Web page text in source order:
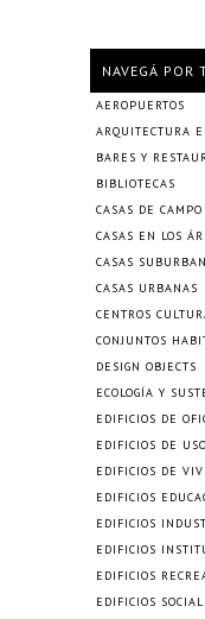
NAVEGÁ POR
AEROPUERTOS
ARQUITECTURA
BARES Y
BIBLIOTECAS
CASAS DE CAMPO
CASAS EN LOS
CASAS
CASAS URBANAS
CENTROS
CONJUNTOS
DESIGN OBJECTS
ECOLOGÍA Y
EDIFICIOS DE
EDIFICIOS DE
EDIFICIOS DE
EDIFICIOS
EDIFICIOS
EDIFICIOS
EDIFICIOS
EDIFICIOS